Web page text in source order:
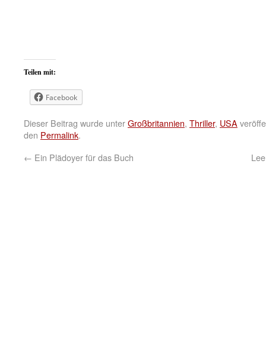
Teilen mit:
Facebook
Dieser Beitrag wurde unterGroßbritannien, Thriller, USA
den Permalink.
← Ein Plädoyer für das Buch